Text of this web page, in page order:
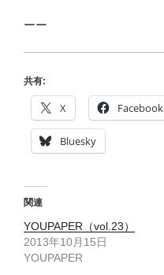
ーー
共有:
X Facebook
Bluesky
関連
YOUPAPER（vol.23）
2013年10月15日
YOUPAPER